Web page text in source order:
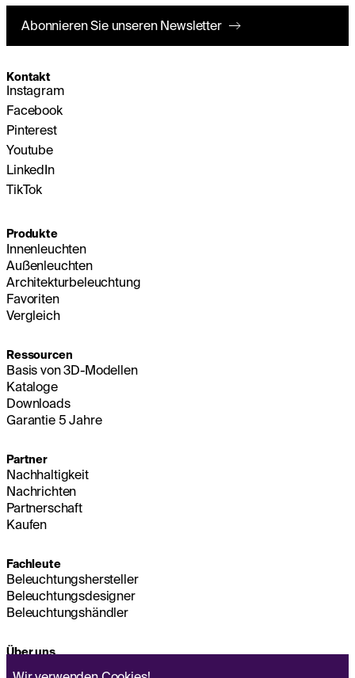
Abonnieren Sie unseren Newsletter
Kontakt
Instagram
Facebook
Pinterest
Youtube
LinkedIn
TikTok
Produkte
Innenleuchten
Außenleuchten
Architekturbeleuchtung
Favoriten
Vergleich
Ressourcen
Basis von 3D-Modellen
Kataloge
Downloads
Garantie 5 Jahre
Partner
Nachhaltigkeit
Nachrichten
Partnerschaft
Kaufen
Fachleute
Beleuchtungshersteller
Beleuchtungsdesigner
Beleuchtungshändler
Über uns